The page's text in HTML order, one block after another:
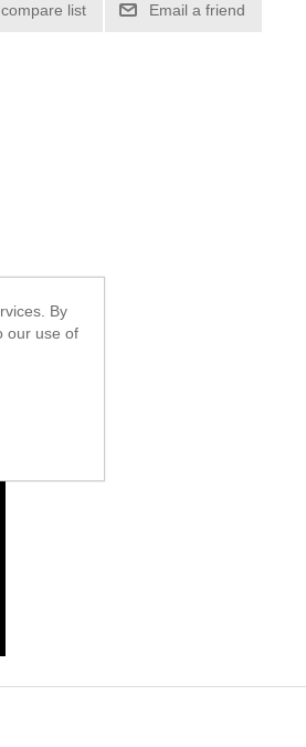
list Email a friend
By
our use of